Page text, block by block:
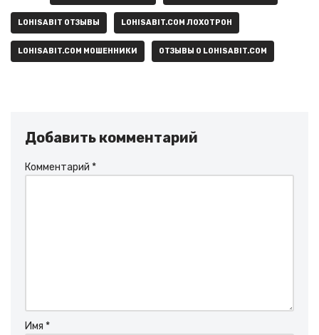
LOHISABIT ОТЗЫВЫ LOHISABIT.COM ЛОХОТРОН
LOHISABIT.COM МОШЕННИКИ ОТЗЫВЫ О LOHISABIT.COM
Добавить комментарий
Комментарий *
Имя *